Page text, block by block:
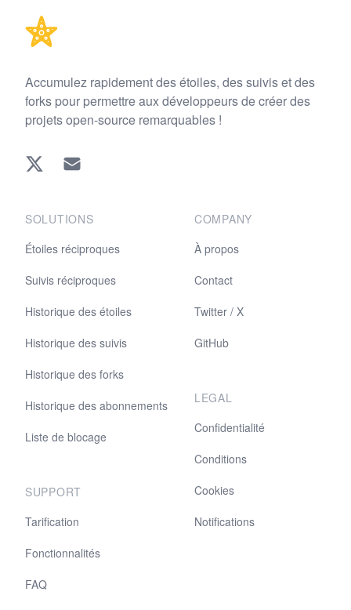
Accumulez rapidement des étoiles, des suivis et des
forks pour permettre aux développeurs de créer des
projets open-source remarquables !
Twitter EMAIL
SOLUTIONS
Étoiles réciproques
Suivis réciproques
Historique des étoiles
Historique des suivis
Historique des forks
Historique des abonnements
Liste de blocage
SUPPORT
Tarification
Fonctionnalités
FAQ
COMPANY
À propos
Contact
Twitter / X
GitHub
LEGAL
Confidentialité
Conditions
Cookies
Notifications